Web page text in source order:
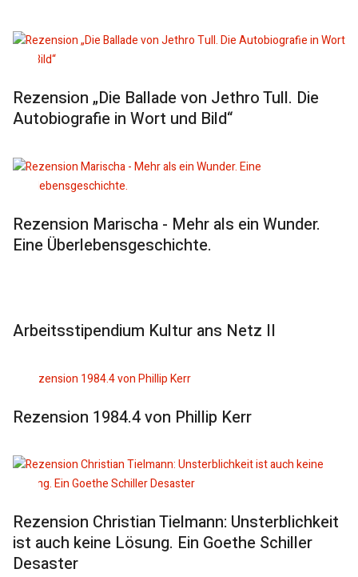
Rezension „Die Ballade von Jethro Tull. Die
Autobiografie in Wort und Bild“
Rezension Marischa - Mehr als ein Wunder.
Eine Überlebensgeschichte.
Arbeitsstipendium Kultur ans Netz II
Rezension 1984.4 von Phillip Kerr
Rezension Christian Tielmann: Unsterblichkeit
ist auch keine Lösung. Ein Goethe Schiller
Desaster